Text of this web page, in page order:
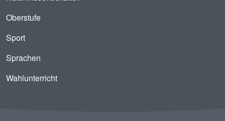
Oberstufe
Sport
Sprachen
Wahlunterricht